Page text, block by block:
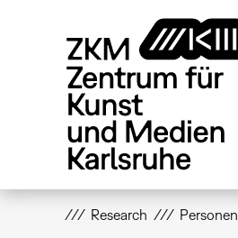
Research Personen